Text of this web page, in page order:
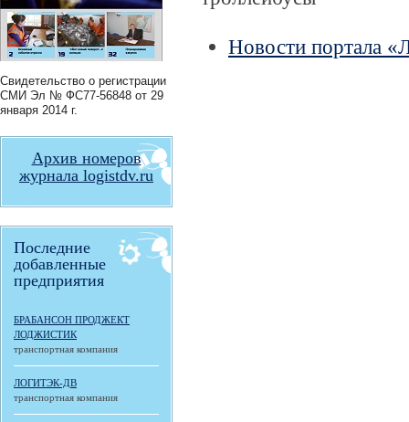
Свидетельство о регистрации
СМИ Эл № ФС77-56848 от 29
января 2014 г.
Архив номеров
журнала logistdv.ru
Последние
добавленные
предприятия
БРАБАНСОН ПРОДЖЕКТ
ЛОДЖИСТИК
транспортная компания
ЛОГИТЭК-ДВ
транспортная компания
Новости портала